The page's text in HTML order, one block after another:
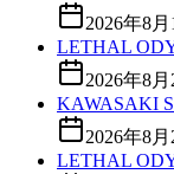
2026年8月
LETHAL
2026年8月
KAWASAKI
2026年8月
LETHAL